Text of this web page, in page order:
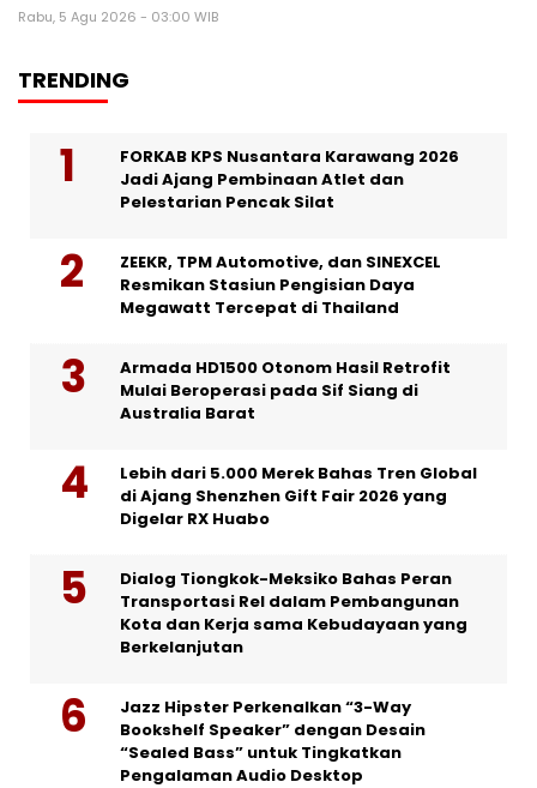
Rabu, 5 Agu 2026 - 03:00 WIB
TRENDING
FORKAB KPS Nusantara Karawang 2026
Jadi Ajang Pembinaan Atlet dan
Pelestarian Pencak Silat
ZEEKR, TPM Automotive, dan SINEXCEL
Resmikan Stasiun Pengisian Daya
Megawatt Tercepat di Thailand
Armada HD1500 Otonom Hasil Retrofit
Mulai Beroperasi pada Sif Siang di
Australia Barat
Lebih dari 5.000 Merek Bahas Tren Global
di Ajang Shenzhen Gift Fair 2026 yang
Digelar RX Huabo
Dialog Tiongkok-Meksiko Bahas Peran
Transportasi Rel dalam Pembangunan
Kota dan Kerja sama Kebudayaan yang
Berkelanjutan
Jazz Hipster Perkenalkan “3-Way
Bookshelf Speaker” dengan Desain
“Sealed Bass” untuk Tingkatkan
Pengalaman Audio Desktop